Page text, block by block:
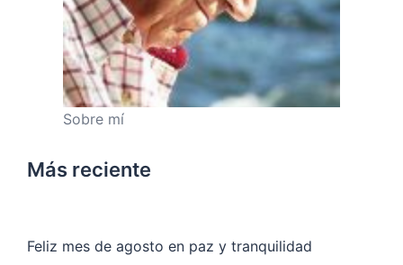
Sobre mí
Más reciente
Feliz mes de agosto en paz y tranquilidad